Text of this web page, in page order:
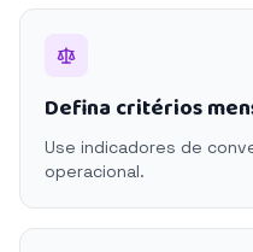
Defina critérios
Use indicadores de
operacional.